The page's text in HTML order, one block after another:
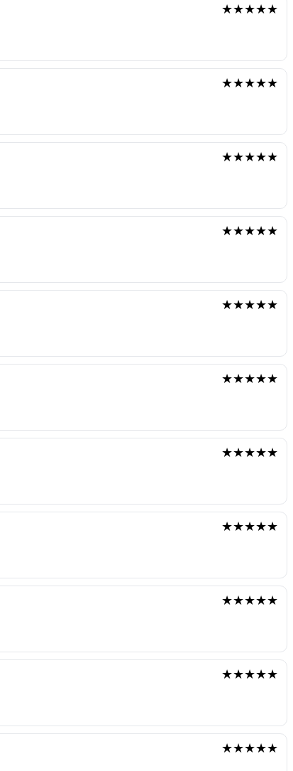
★★★★★
★★★★★
★★★★★
★★★★★
★★★★★
★★★★★
★★★★★
★★★★★
★★★★★
★★★★★
★★★★★